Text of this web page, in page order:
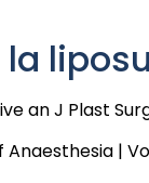
an J Plast
|